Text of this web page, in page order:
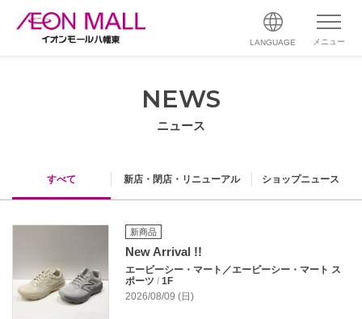
LANGUAGE メニュー
NEWS
ニュース
すべて 新店・閉店・リニューアル ショップニュース
新商品
New Arrival !!
エービーシー・マート／エービーシー・マート ス
ポーツ / 1F
2026/08/09 (日)